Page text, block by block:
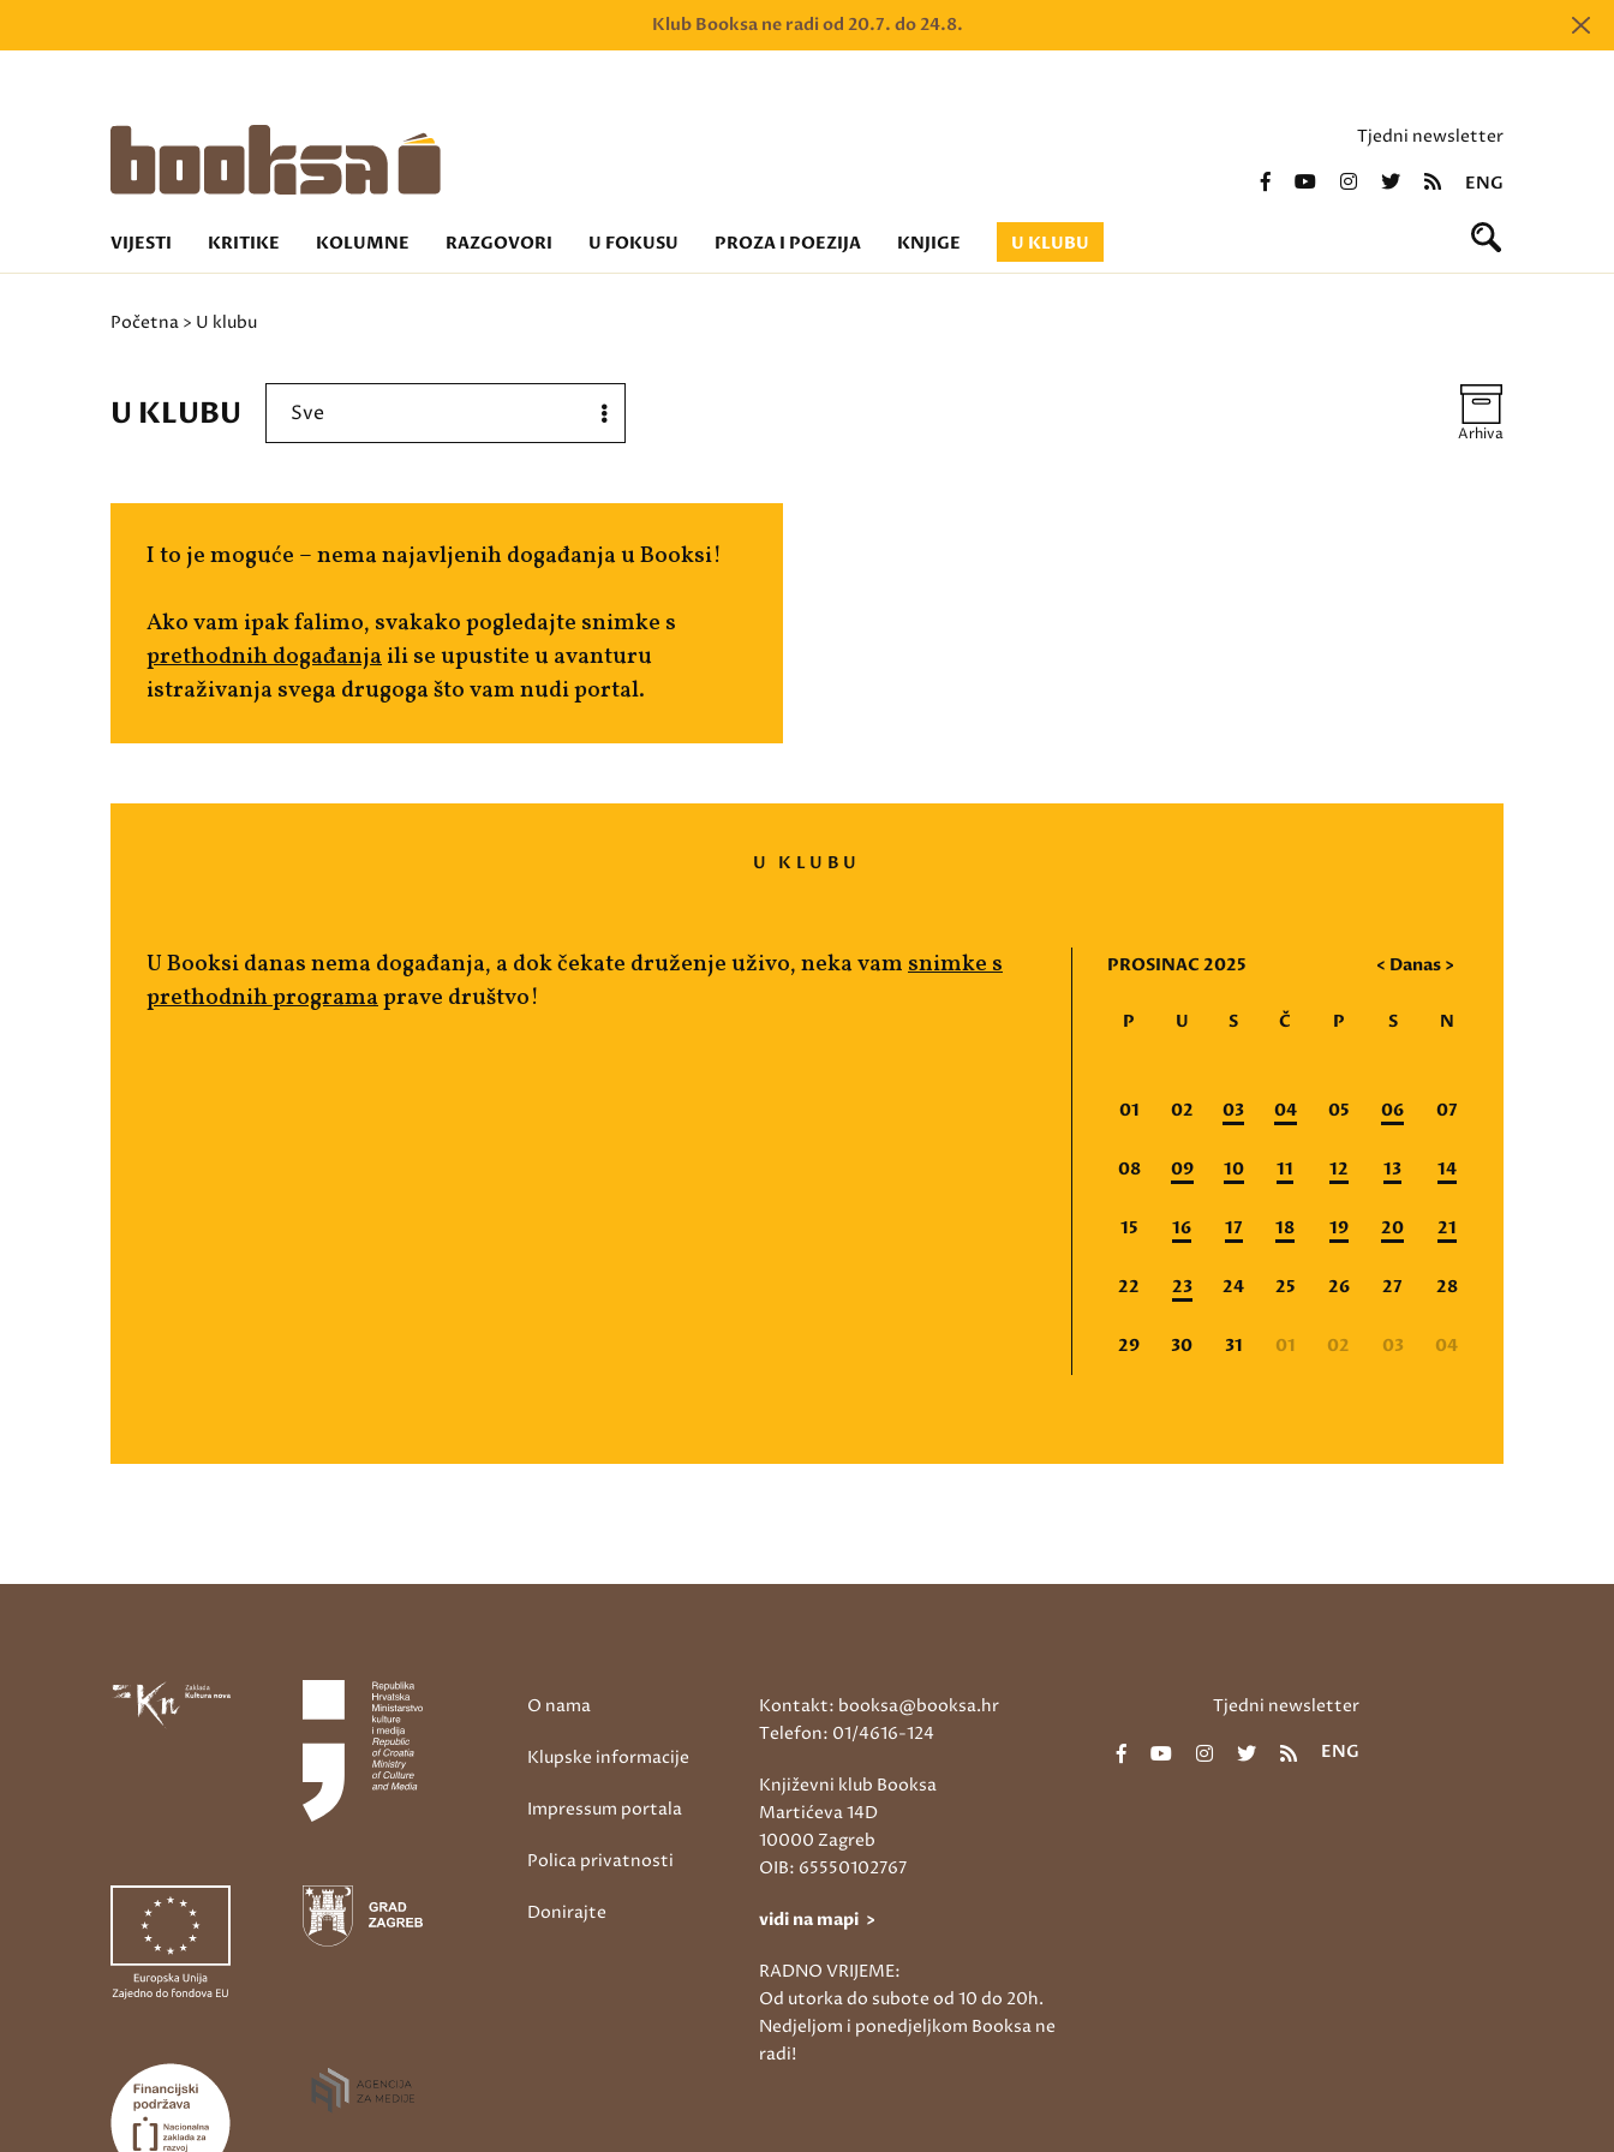
Klub Booksa ne radi od 20.7. do 24.8.
Tjedni newsletter
ENG
VIJESTI KRITIKE KOLUMNE RAZGOVORI U FOKUSU PROZA I POEZIJA KNJIGE U KLUBU
Početna > U klubu
U KLUBU Sve
Arhiva
I to je moguće – nema najavljenih događanja u Booksi!
Ako vam ipak falimo, svakako pogledajte snimke s
prethodnih događanjaili se upustite u avanturu
istraživanja svega drugoga što vam nudi portal.
U KLUBU
U Booksi danas nema događanja, a dok čekate druženje uživo, neka vamsnimke s
prethodnih programaprave društvo!
PROSINAC 2025 < Danas >
P U S Č P S N
01 02 03 04 05 06 07
08 09 10 11 12 13 14
15 16 17 18 19 20 21
22 23 24 25 26 27 28
29 30 31 01 02 03 04
O nama
Klupske informacije
Impressum portala
Polica privatnosti
Donirajte
Kontakt: booksa@booksa.hr
Telefon: 01/4616-124
Književni klub Booksa
Martićeva 14D
10000 Zagreb
OIB: 65550102767
vidi na mapi >
RADNO VRIJEME:
Od utorka do subote od 10 do 20h.
Nedjeljom i ponedjeljkom Booksa ne
radi!
Tjedni newsletter
ENG